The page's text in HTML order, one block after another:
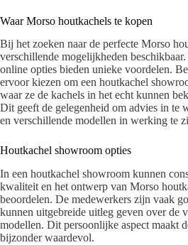
Waar Morso houtkachels te kopen
Bij het zoeken naar de perfecte Morso
verschillende mogelijkheden
online opties bieden unieke voordelen.
ervoor kiezen om een houtkachel
waar ze de kachels in het echt kunnen
Dit geeft de gelegenheid om advies in te
en verschillende modellen in werking te
Houtkachel showroom opties
In een houtkachel showroom kunnen
kwaliteit en het ontwerp van Morso
beoordelen. De medewerkers zijn vaak
kunnen uitgebreide uitleg geven over de
modellen. Dit persoonlijke aspect maakt
bijzonder waardevol.